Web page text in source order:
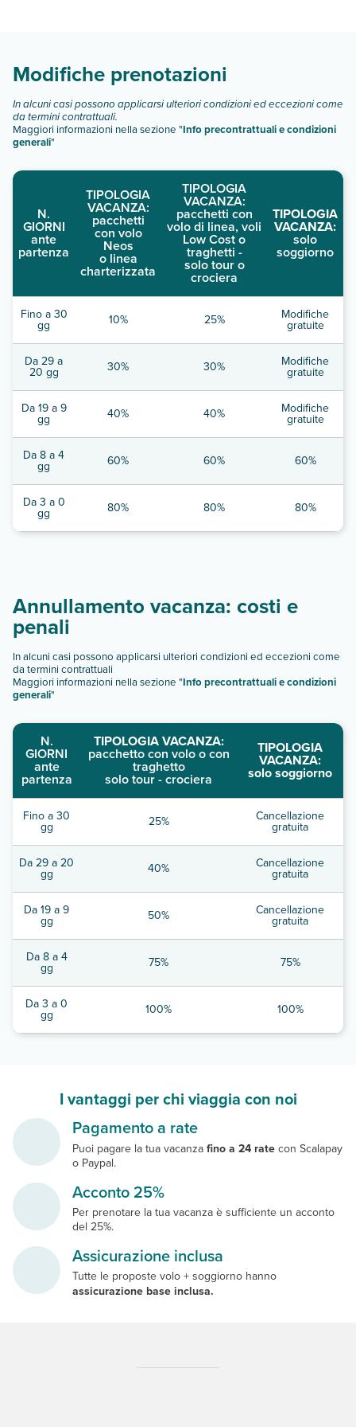
Modifiche prenotazioni
In alcuni casi possono applicarsi ulteriori condizioni ed eccezioni come
da termini contrattuali.
Maggiori informazioni nella sezione "Info precontrattuali e condizioni
generali"
N.
GIORNI
ante
partenza
TIPOLOGIA
VACANZA:
pacchetti
con volo
Neos
o linea
charterizzata
TIPOLOGIA
VACANZA:
pacchetti con
volo di linea, voli
Low Cost o
traghetti -
solo tour o
crociera
TIPOLOGIA
VACANZA:
solo
soggiorno
Fino a 30
gg 10% 25% Modifiche
gratuite
Da 29 a
20 gg 30% 30% Modifiche
gratuite
Da 19 a 9
gg 40% 40% Modifiche
gratuite
Da 8 a 4
gg 60% 60% 60%
Da 3 a 0
gg 80% 80% 80%
Annullamento vacanza: costi e
penali
In alcuni casi possono applicarsi ulteriori condizioni ed eccezioni come
da termini contrattuali
Maggiori informazioni nella sezione "Info precontrattuali e condizioni
generali"
N.
GIORNI
ante
partenza
TIPOLOGIA VACANZA:
pacchetto con volo o con
traghetto
solo tour - crociera
TIPOLOGIA
VACANZA:
solo soggiorno
Fino a 30
gg 25% Cancellazione
gratuita
Da 29 a 20
gg 40% Cancellazione
gratuita
Da 19 a 9
gg 50% Cancellazione
gratuita
Da 8 a 4
gg 75% 75%
Da 3 a 0
gg 100% 100%
I vantaggi per chi viaggia con noi
Pagamento a rate
Puoi pagare la tua vacanza fino a 24 rate con Scalapay
o Paypal.
Acconto 25%
Per prenotare la tua vacanza è sufficiente un acconto
del 25%.
Assicurazione inclusa
Tutte le proposte volo + soggiorno hanno
assicurazione base inclusa.